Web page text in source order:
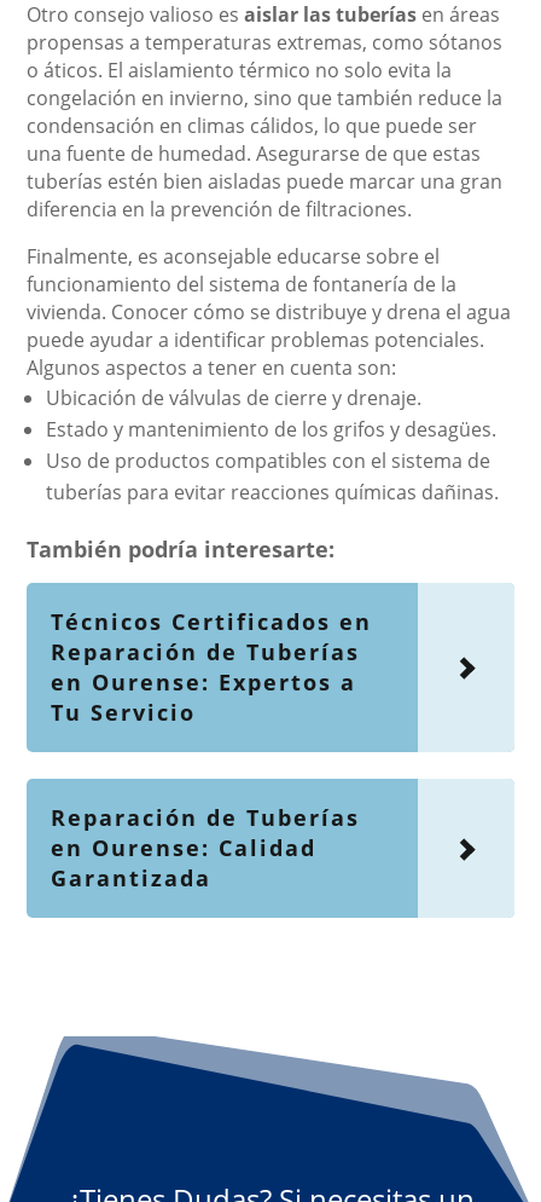
Otro consejo valioso esaislar las tuberías en áreas
propensas a temperaturas extremas, como sótanos
o áticos. El aislamiento térmico no solo evita la
congelación en invierno, sino que también reduce la
condensación en climas cálidos, lo que puede ser
una fuente de humedad. Asegurarse de que estas
tuberías estén bien aisladas puede marcar una gran
diferencia en la prevención de filtraciones.
Finalmente, es aconsejable educarse sobre el
funcionamiento del sistema de fontanería de la
vivienda. Conocer cómo se distribuye y drena el agua
puede ayudar a identificar problemas potenciales.
Algunos aspectos a tener en cuenta son:
Ubicación de válvulas de cierre y drenaje.
Estado y mantenimiento de los grifos y desagües.
Uso de productos compatibles con el sistema de
tuberías para evitar reacciones químicas dañinas.
También podría interesarte:
Técnicos Certificados en
Reparación de Tuberías
en Ourense: Expertos a
Tu Servicio
Reparación de Tuberías
en Ourense: Calidad
Garantizada